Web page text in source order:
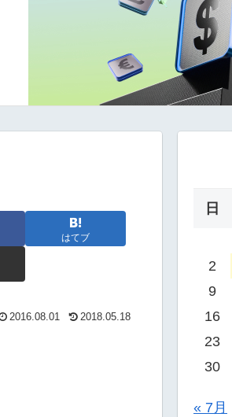
はてブ
2016.08.01 2018.05.18
日
2
9
16
23
30
« 7月